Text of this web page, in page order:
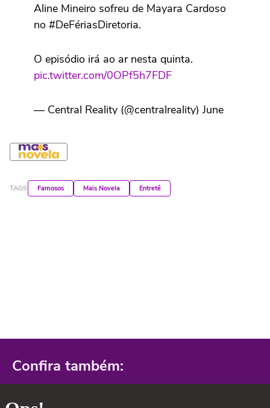
Aline Mineiro sofreu de Mayara Cardoso
no #DeFériasDiretoria.
O episódio irá ao ar nesta quinta.
pic.twitter.com/0OPf5h7FDF
— Central Reality (@centralreality) June
TAGS Famosos Mais Novela Entretê
Confira também: